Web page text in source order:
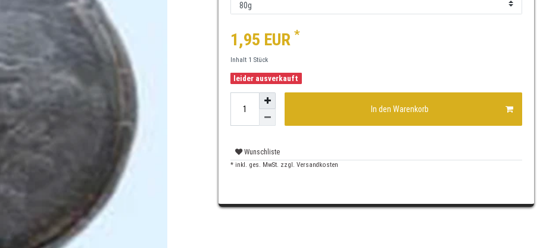
1,95 EUR *
Inhalt 1 Stück
leider ausverkauft
In den Warenkorb
Wunschliste
* inkl. ges. MwSt. zzgl. Versandkosten